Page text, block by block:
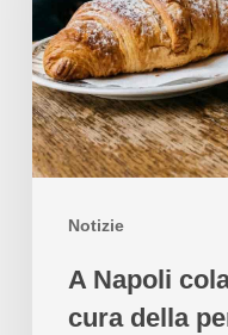
Notizie
A Napoli
cura della